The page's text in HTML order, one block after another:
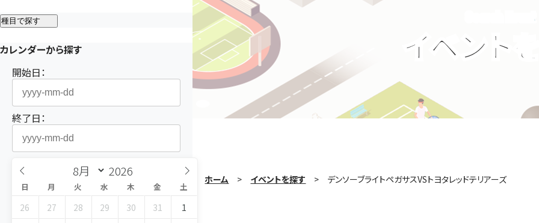
イベント
Search Event
ホーム イベントを探す デンソーブライトペガサスVSトヨタレッドテリアーズ
種目で探す
カレンダーから探す
開始日：
終了日：
日 月 火 水 木 金 土
26 27 28 29 30 31
1